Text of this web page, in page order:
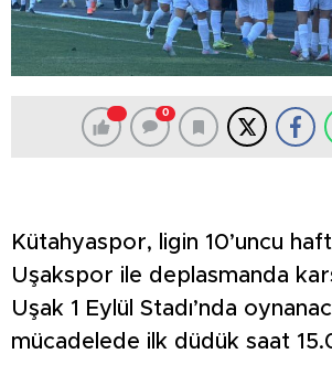
0
Kütahyaspor, ligin 10’uncu
Uşakspor ile deplasmanda
Uşak 1 Eylül Stadı’nda
mücadelede ilk düdük saat